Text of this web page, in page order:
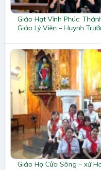
Giáo Hạt Vĩnh Phúc:
Giáo Lý Viên – Huynh
Giáo Họ Cửa Sông – xứ